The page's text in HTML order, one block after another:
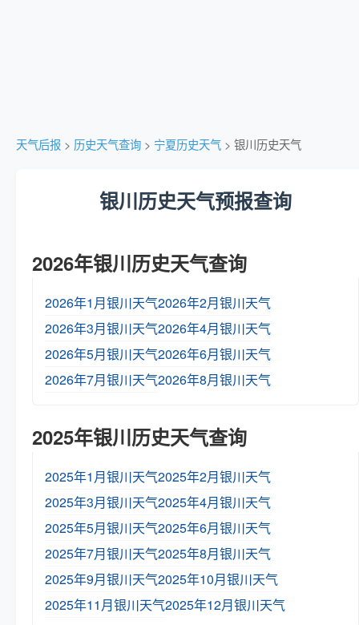
天气后报 > 历史天气查询 > 宁夏历史天气 > 银川历史天气
银川历史天气预报查询
2026年银川历史天气查询
2026年1月银川天气2026年2月银川天气
2026年3月银川天气2026年4月银川天气
2026年5月银川天气2026年6月银川天气
2026年7月银川天气2026年8月银川天气
2025年银川历史天气查询
2025年1月银川天气2025年2月银川天气
2025年3月银川天气2025年4月银川天气
2025年5月银川天气2025年6月银川天气
2025年7月银川天气2025年8月银川天气
2025年9月银川天气2025年10月银川天气
2025年11月银川天气2025年12月银川天气